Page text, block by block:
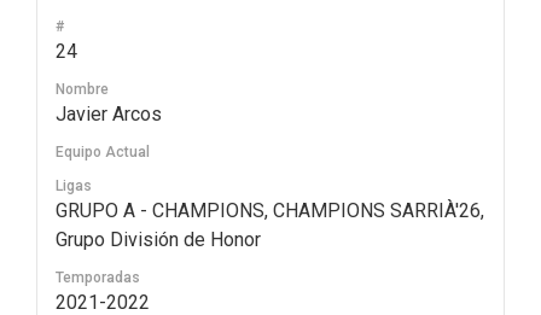
#
24
Nombre
Javier Arcos
Equipo Actual
Ligas
GRUPO A - CHAMPIONS, CHAMPIONS SARRIÀ'26,
Grupo División de Honor
Temporadas
2021-2022